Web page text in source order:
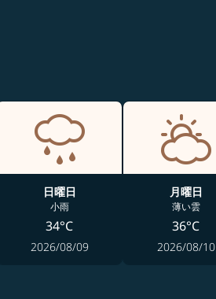
日曜日
小雨
34°C
2026/08/09
月曜日
薄い雲
36°C
2026/08/10